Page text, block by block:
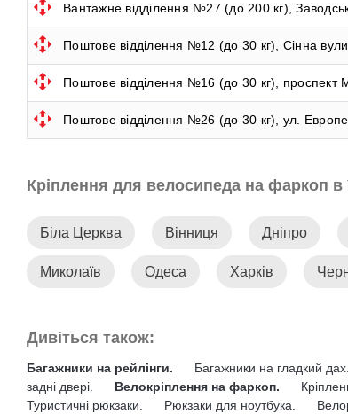
Вантажне відділення №27 (до 200 кг),
Поштове відділення №12 (до 30 кг), Сінна
Поштове відділення №16 (до 30 кг), проспект
Поштове відділення №26 (до 30 кг), ул.
Кріплення для велосипеда на фаркоп в
Біла Церква Вінниця Дніпро
Миколаїв Одеса Харків
Дивіться також:
Багажники на рейлінги. Багажники на гладкий дах.
задні двері.
Велокріплення на фаркоп.
Туристичні рюкзаки.
Рюкзаки для ноутбука.